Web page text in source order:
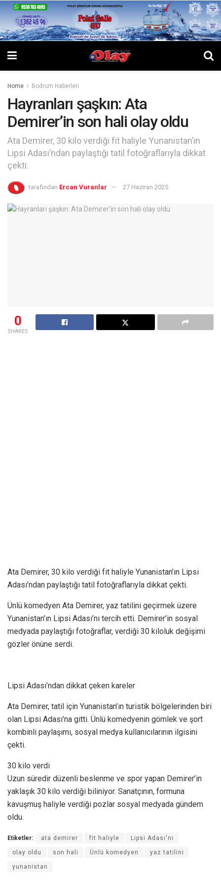
Home Bodrum Haberleri
Hayranları şaşkın: Ata
Demirer’in son hali olay oldu
Ata Demirer, 30 kilo verdiği fit haliyle Yunanistan’ın
Lipsi Adası’ndan paylaştığı tatil fotoğraflarıyla dikkat
çekti.
tarafından Ercan Vuranlar 27 Haziran 2025
0
SHARES
Ata Demirer, 30 kilo verdiği fit haliyle Yunanistan’ın Lipsi
Adası’ndan paylaştığı tatil fotoğraflarıyla dikkat çekti.
Ünlü komedyen Ata Demirer, yaz tatilini geçirmek üzere
Yunanistan’ın Lipsi Adası’nı tercih etti. Demirer’in sosyal
medyada paylaştığı fotoğraflar, verdiği 30 kiloluk değişimi
gözler önüne serdi.
Lipsi Adası’ndan dikkat çeken kareler
Ata Demirer, tatil için Yunanistan’ın turistik bölgelerinden biri
olan Lipsi Adası’na gitti. Ünlü komedyenin gömlek ve şort
kombinli paylaşımı, sosyal medya kullanıcılarının ilgisini
çekti.
30 kilo verdi
Uzun süredir düzenli beslenme ve spor yapan Demirer’in
yaklaşık 30 kilo verdiği biliniyor. Sanatçının, formuna
kavuşmuş haliyle verdiği pozlar sosyal medyada gündem
oldu.
Etiketler: ata demirer fit haliyle Lipsi Adası'nı
olay oldu son hali Ünlü komedyen yaz tatilini
yunanistan